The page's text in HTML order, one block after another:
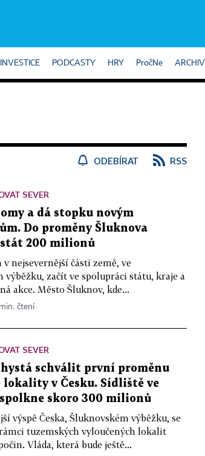
INVESTICE PODCASTY HRY PročNe ARCHIV
ODEBÍRAT RSS
SEVER
a dá stopku novým
Do proměny Šluknova
200 milionů
nejsevernější části země, ve
výběžku, začít ve spolupráci státu, kraje a
akce. Město Šluknov, kde...
čtení
SEVER
schválit první proměnu
lokality v Česku. Sídliště ve
skoro 300 milionů
výspě Česka, Šluknovském výběžku, se
tuzemských vyloučených lokalit
Vláda, která bude ještě...